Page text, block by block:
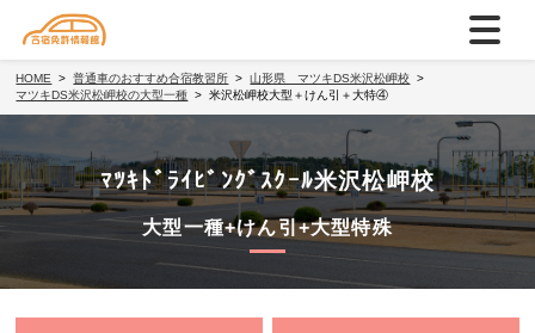
HOME 普通車のおすすめ合宿教習所
山形県 マツキDS米沢松岬校
マツキDS米沢松岬校の大型一種
米沢松岬校大型＋けん引＋大特④
ﾏﾂｷﾄﾞﾗｲﾋﾞﾝｸﾞｽｸｰﾙ米沢松岬校
大型一種+けん引+大型特殊